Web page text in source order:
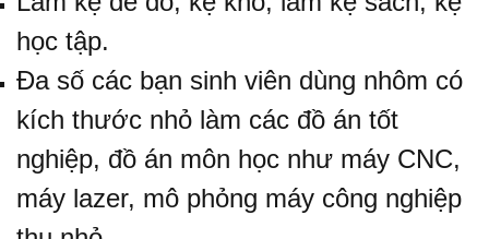
học tập.
Đa số các bạn sinh viên dùng nhôm có
kích thước nhỏ làm các đồ án tốt
nghiệp, đồ án môn học như máy CNC,
máy lazer, mô phỏng máy công nghiệp